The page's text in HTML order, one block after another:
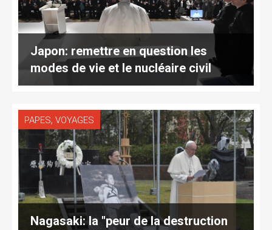
Japon: remettre en question les
modes de vie et le nucléaire civil
PAPES, VOYAGES
Nagasaki: la "peur de la destruction